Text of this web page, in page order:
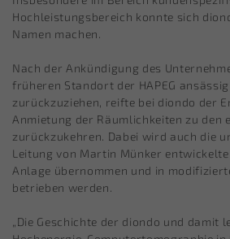
Hochleistungsbereich konnte sich
Namen machen.
Nach der Ankündigung des
früheren Standort der HAPEG
zurückzuziehen, reifte bei diondo der
Anmietung der Räumlichkeiten zu den
zurückzukehren. Dabei wird auch die
Leitung von Martin Münker entwickelte
Anlage übernommen und in
betrieben werden.
„Die Geschichte der diondo und damit